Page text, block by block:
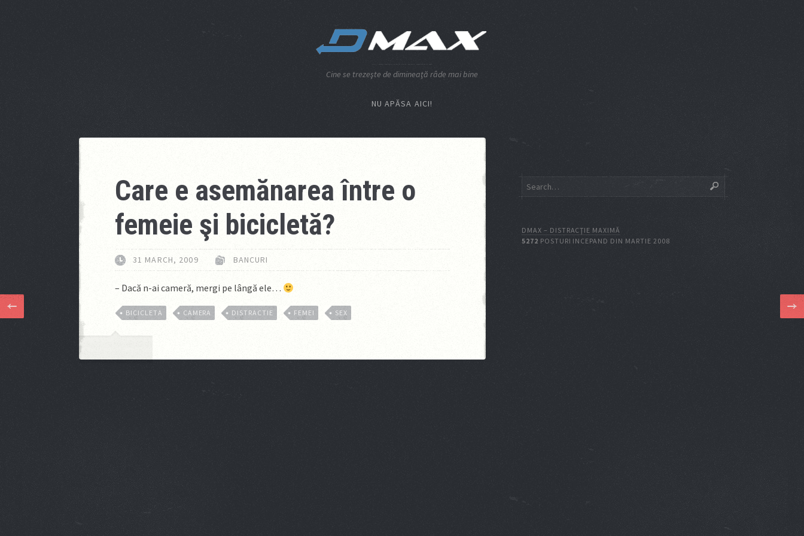
Cine se trezeşte de dimineaţă râde mai bine
NU APĂSA AICI!
Care e asemănarea între o
femeie şi bicicletă?
31 MARCH, 2009 BANCURI
– Dacă n-ai cameră, mergi pe lângă ele…
BICICLETA CAMERA DISTRACTIE FEMEI SEX
DMAX – DISTRACŢIE MAXIMĂ
5272 POSTURI INCEPAND DIN MARTIE 2008